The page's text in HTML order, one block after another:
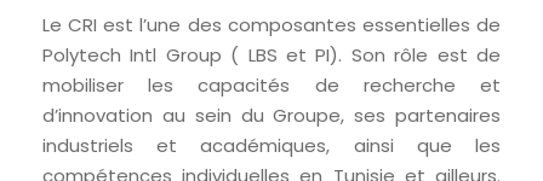
Le CRI est l’une des composantes essentielles de
Polytech Intl Group ( LBS et PI). Son rôle est de
mobiliser les capacités de recherche et
d’innovation au sein du Groupe, ses partenaires
industriels et académiques, ainsi que les